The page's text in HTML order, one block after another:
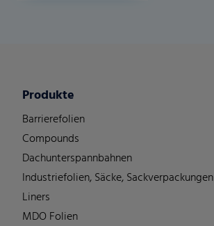
Produkte
Barrierefolien
Compounds
Dachunterspannbahnen
Industriefolien, Säcke, Sackverpackungen
Liners
MDO Folien